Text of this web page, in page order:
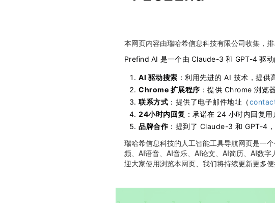
本网页内容由瑞哈希信息科技有限公司收集，
Prefind AI 是一个由 Claude-3 和 GPT-4 驱
AI 驱动搜索 ：利用先进的 AI 技术，提供
Chrome 扩展程序 ：提供 Chrome 浏览
联系方式 ：提供了电子邮件地址（
24小时内回复 ：承诺在 24 小时内回复用
品牌合作：提到了 Claude-3 和 GPT-4
瑞哈希信息科技的人工智能工具导航网页是一
频、AI语音、AI音乐、AI论文、AI简历、AI数
迎大家使用浏览本网页、我们将持续更新更多